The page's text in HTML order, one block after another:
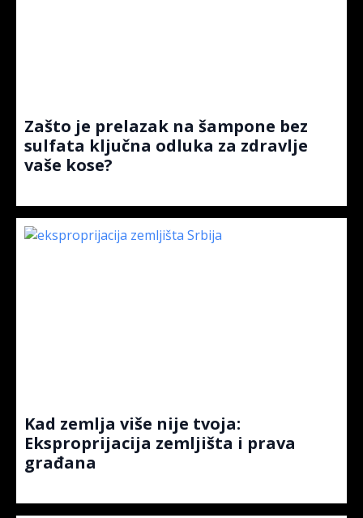
Zašto je prelazak na šampone bez
sulfata ključna odluka za zdravlje
vaše kose?
Kad zemlja više nije tvoja:
Eksproprijacija zemljišta i prava
građana